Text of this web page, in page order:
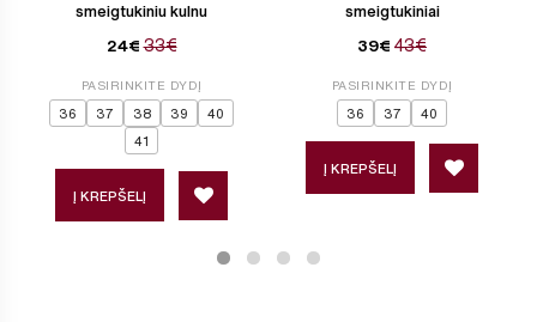
smeigtukiniu kulnu
24€ 33€
PASIRINKITE DYDĮ
36 37 38 39 40
41
Į KREPŠELĮ
smeigtukiniai
39€ 43€
PASIRINKITE DYDĮ
36 37 40
Į KREPŠELĮ